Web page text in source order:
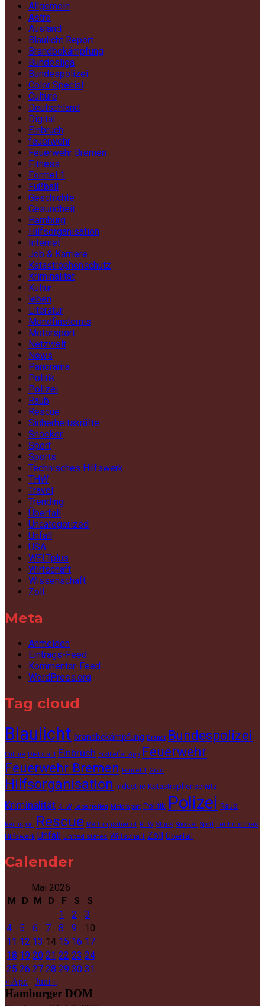
Allgemein
Astro
Ausland
Blaulicht Report
Brandbekämpfung
Bundesliga
Bundespolizei
Color Special
Culture
Deutschland
Digital
Einbruch
feuerwehr
Feuerwehr Bremen
Fitness
Formel 1
Fußball
Geschichte
Gesundheit
Hamburg
Hilfsorganisation
Internet
Job & Karriere
Katastrophenschutz
Kriminalität
Kultur
leben
Literatur
Mondfinsternis
Motorsport
Netzwelt
News
Panorama
Politik
Polizei
Raub
Rescue
Sicherheitskräfte
Snooker
Sport
Sports
Technisches Hilfswerk
THW
Travel
Trending
Überfall
Uncategorized
Unfall
USA
WELTplus
Wirtschaft
Wissenschaft
Zoll
Meta
Anmelden
Eintrags-Feed
Kommentar-Feed
WordPress.org
Tag cloud
Blaulicht brandbekämpfung Brandt Bundespolizei
Culture Diebstahl Einbruch Ersthelfer App Feuerwehr
Feuerwehr Bremen
Formel 1 Gold
Hilfsorganisation Industrie Katastrophenschutz
Kriminalität KTW Lebenretten Motorsport Politik Polizei Raub
Rennsport Rescue Rettungsdienst RTW Ships Snooker Sport Technisches
Hilfswerk Unfall United states Wirtschaft Zoll Überfall
Calender
Mai 2026
M
D M D F S
S
1
2
3
4
5 6 7 8 9
10
11 12 13 14 15 16 17
18 19 20 21 22 23 24
25 26 27 28 29 30 31
« Apr. Juni »
Hamburger DOM